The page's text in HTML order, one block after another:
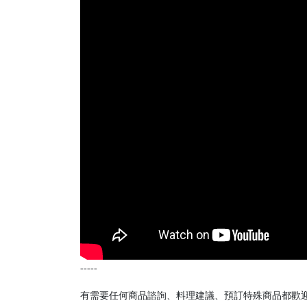
-----
有需要任何商品諮詢、料理建議、預訂特殊商品都歡